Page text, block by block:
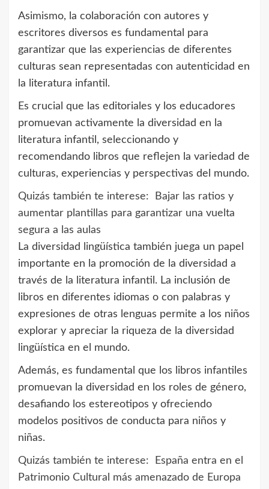
Asimismo, la colaboración con autores y
escritores diversos es fundamental para
garantizar que las experiencias de diferentes
culturas sean representadas con autenticidad en
la literatura infantil.
Es crucial que las editoriales y los educadores
promuevan activamente la diversidad en la
literatura infantil, seleccionando y
recomendando libros que reflejen la variedad de
culturas, experiencias y perspectivas del mundo.
Quizás también te interese:
Bajar las ratios y
aumentar plantillas para garantizar una vuelta
segura a las aulas
La diversidad lingüística también juega un papel
importante en la promoción de la diversidad a
través de la literatura infantil. La inclusión de
libros en diferentes idiomas o con palabras y
expresiones de otras lenguas permite a los niños
explorar y apreciar la riqueza de la diversidad
lingüística en el mundo.
Además, es fundamental que los libros infantiles
promuevan la diversidad en los roles de género,
desafiando los estereotipos y ofreciendo
modelos positivos de conducta para niños y
niñas.
Quizás también te interese:
España entra en el
Patrimonio Cultural más amenazado de Europa